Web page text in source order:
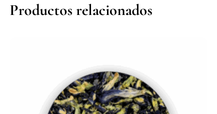
Productos relacionados